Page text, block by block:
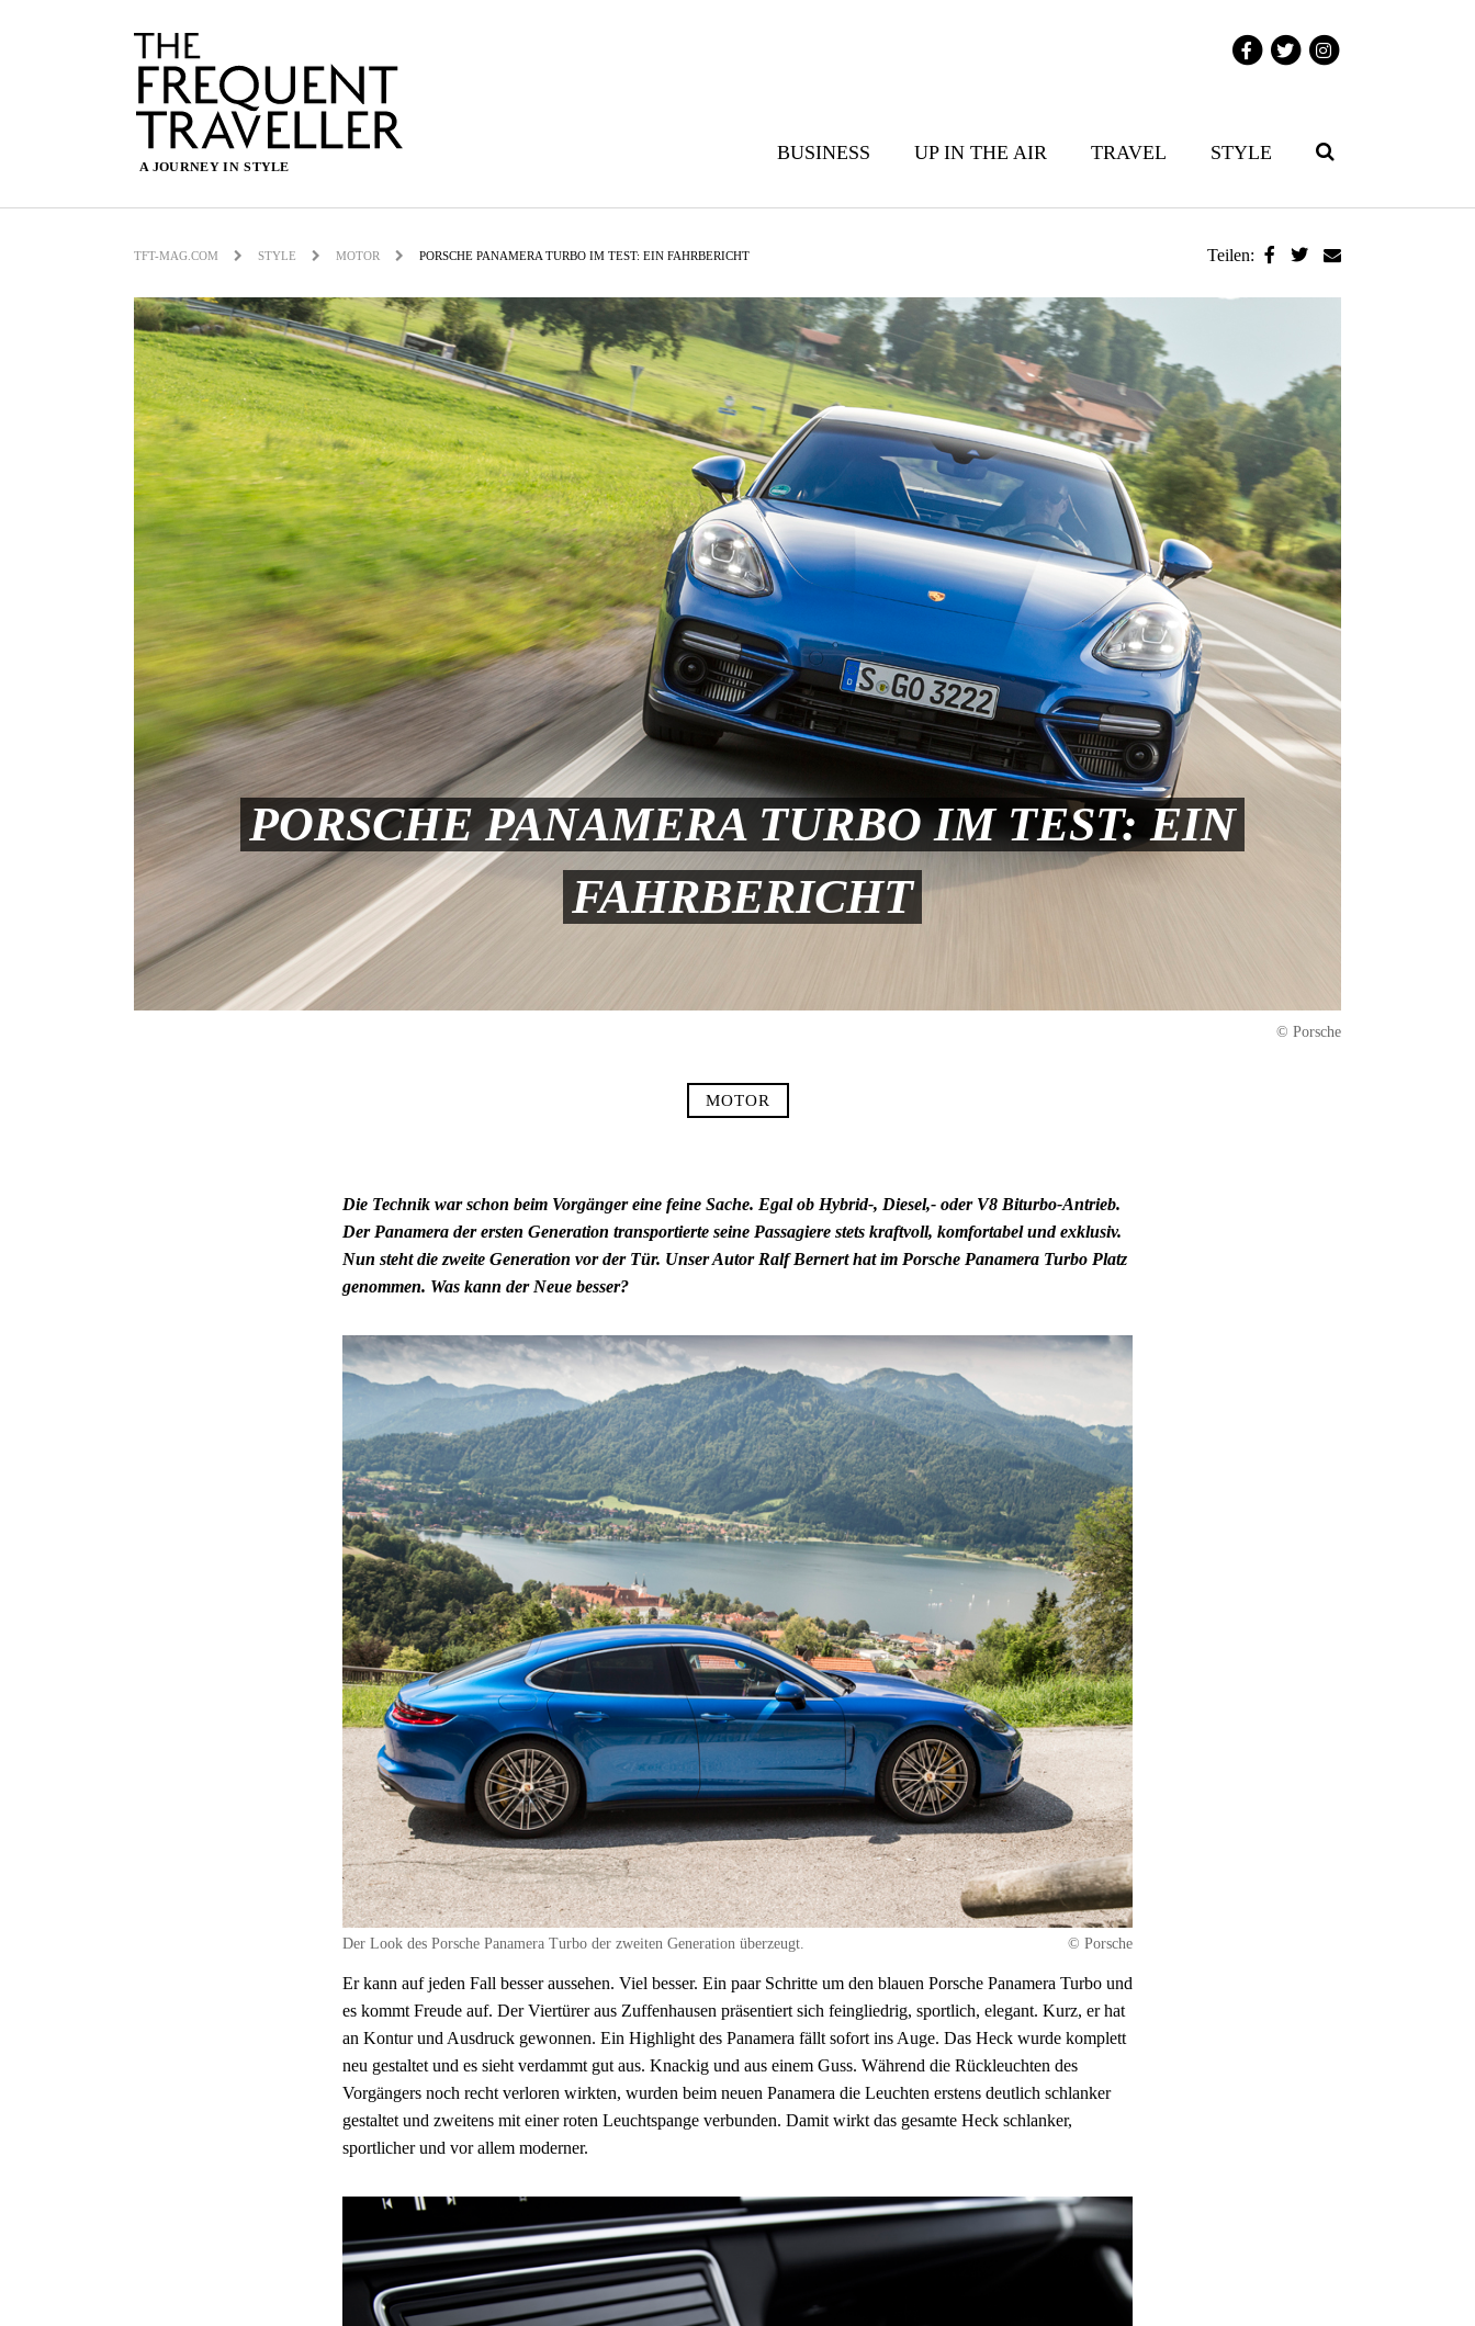
BUSINESS UP IN THE AIR TRAVEL STYLE
TFT-MAG.COM STYLE MOTOR PORSCHE PANAMERA TURBO IM TEST: EIN FAHRBERICHT Teilen:
PORSCHE PANAMERA TURBO IM TEST: EIN
FAHRBERICHT
© Porsche
MOTOR
Die Technik war schon beim Vorgänger eine feine Sache. Egal ob Hybrid-, Diesel,- oder V8 Biturbo-Antrieb.
Der Panamera der ersten Generation transportierte seine Passagiere stets kraftvoll, komfortabel und exklusiv.
Nun steht die zweite Generation vor der Tür. Unser Autor Ralf Bernert hat im Porsche Panamera Turbo Platz
genommen. Was kann der Neue besser?
Der Look des Porsche Panamera Turbo der zweiten Generation überzeugt. © Porsche
Er kann auf jeden Fall besser aussehen. Viel besser. Ein paar Schritte um den blauen Porsche Panamera Turbo und
es kommt Freude auf. Der Viertürer aus Zuffenhausen präsentiert sich feingliedrig, sportlich, elegant. Kurz, er hat
an Kontur und Ausdruck gewonnen. Ein Highlight des Panamera fällt sofort ins Auge. Das Heck wurde komplett
neu gestaltet und es sieht verdammt gut aus. Knackig und aus einem Guss. Während die Rückleuchten des
Vorgängers noch recht verloren wirkten, wurden beim neuen Panamera die Leuchten erstens deutlich schlanker
gestaltet und zweitens mit einer roten Leuchtspange verbunden. Damit wirkt das gesamte Heck schlanker,
sportlicher und vor allem moderner.